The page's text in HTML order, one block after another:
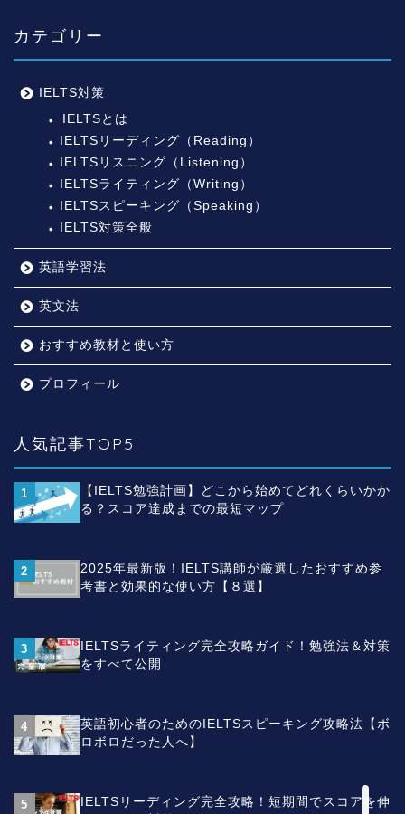
カテゴリー
IELTS対策
IELTSとは
IELTSリーディング（Reading）
IELTSリスニング（Listening）
IELTSライティング（Writing）
IELTSスピーキング（Speaking）
IELTS対策全般
英語学習法
英文法
おすすめ教材と使い方
プロフィール
人気記事TOP5
1
【IELTS勉強計画】どこから始めてどれくらいかか
る？スコア達成までの最短マップ
2
2025年最新版！IELTS講師が厳選したおすすめ参
考書と効果的な使い方【８選】
3
IELTSライティング完全攻略ガイド！勉強法＆対策
をすべて公開
4
英語初心者のためのIELTSスピーキング攻略法【ボ
ロボロだった人へ】
5
IELTSリーディング完全攻略！短期間でスコアを伸
IELTSとは
（単語）
英語学習法